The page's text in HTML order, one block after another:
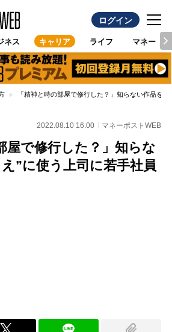
ログイン
ネス キャリア ライフ マネー
「精神と時の部屋で修行した？」知らない作品を“
2022.08.10 16:00 マネーポストWEB
屋で修行した？」知らな
”に使う上司に若手社員